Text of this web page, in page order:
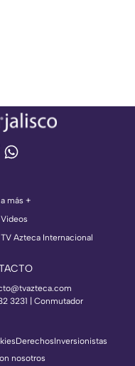
a más +
Videos
TV Azteca Internacional
3231 | Conmutador
DerechosInversionistas
nosotros